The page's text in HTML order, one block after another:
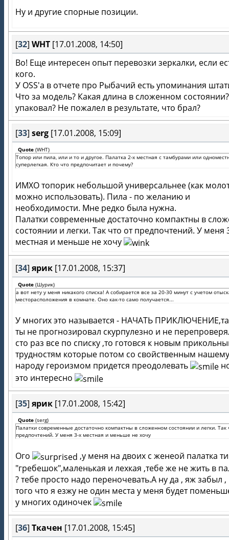
Ну и другие спорные позиции.
[32] WHT [17.01.2008, 14:50]
Во! Еще интересен опыт перевозки зеркалки, если
кого.
У OSS'а в отчете про Рыбачий есть упоминания
Что за модель? Какая длина в сложенном
упаковал? Не пожалел в результате, что брал?
[33] serg [17.01.2008, 15:09]
Quote (WHT)
Топор или пила, или и то и другое. Палатка 2-х местная с тамбурами или
суперлегкая. Кто что предпочитает и почему?
ИМХО топорик небольшой универсальнее (как
можно использовать). Пила - по желанию и
необходимости. Мне редко была нужна.
Палатки современные достаточно компактны в
состоянии и легки. Так что от предпочтений. У меня
местная и меньше не хочу
[34] ярик [17.01.2008, 15:37]
Quote (Шурик)
а вот нету у меня никакого списка! А собирается все за 20-30 минут с учетом
месторасположения в комнате. Оно как-то само получается...
У многих это называется - НАЧАТЬ
ты не прогнозировал скурпулезно и не
сто раз все по списку ,то готовся к новым
трудностям которые потом со свойственным нашему
народу героизмом придется преодолевать
это интересно
[35] ярик [17.01.2008, 15:42]
Quote (serg)
Палатки современные достаточно компактны в сложенном состоянии и легки. Так
предпочтений. У меня 3-х местная и меньше не хочу
Ого
,у меня на двоих с женеой палатка
"гребешок",маленькая и лехкая ,тебе же не жить в
? тебе просто надо переночевать.А ну да , яж забыл ,
того что я езжу не один места у меня будет
у многих одиночек
[36] Ткачен [17.01.2008, 15:45]